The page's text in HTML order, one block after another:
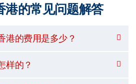
港的常见问题解答
港的费用是多少？
样的？